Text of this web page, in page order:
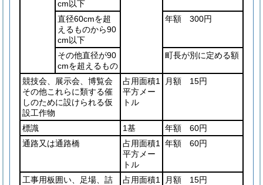
cm以下
直径60cmを超
えるものから90
cm以下
年額 300円
その他直径が90
cmを超えるもの
町長が別に定める額
競技会、展示会、博覧会
その他これらに類する催
しのために設けられる仮
設工作物
占用面積1
平方メー
トル
月額 15円
標識 1基
年額 60円
通路又は通路橋
占用面積1
平方メー
トル
年額 60円
工事用板囲い、足場、詰
占用面積1
月額 15円